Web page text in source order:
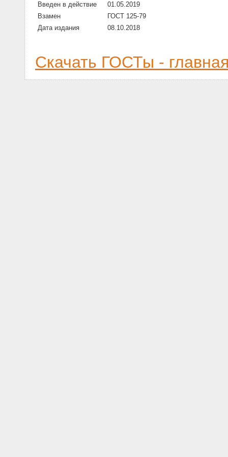
Введен в действие
01.05.2019
Взамен
ГОСТ 125-79
Дата издания
08.10.2018
Скачать ГОСТы -